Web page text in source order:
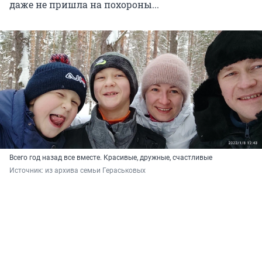
даже не пришла на похороны...
Всего год назад все вместе. Красивые, дружные, счастливые
Источник: из архива семьи Гераськовых